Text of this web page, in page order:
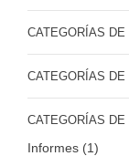
CATEGORÍAS
CATEGORÍAS DE
CATEGORÍAS
Informes (1)